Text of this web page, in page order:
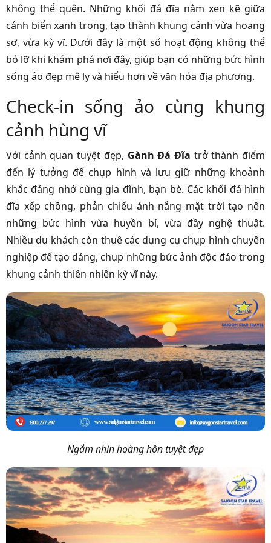
không thể quên. Những khối đá đĩa nằm xen kẽ giữa
cảnh biển xanh trong, tạo thành khung cảnh vừa hoang
sơ, vừa kỳ vĩ. Dưới đây là một số hoạt động không thể
bỏ lỡ khi khám phá nơi đây, giúp bạn có những bức hình
sống ảo đẹp mê ly và hiểu hơn về văn hóa địa phương.
Check-in sống ảo cùng khung
cảnh hùng vĩ
Với cảnh quan tuyệt đẹp, Gành Đá Đĩa trở thành điểm
đến lý tưởng để chụp hình và lưu giữ những khoảnh
khắc đáng nhớ cùng gia đình, bạn bè. Các khối đá hình
đĩa xếp chồng, phản chiếu ánh nắng mặt trời tạo nên
những bức hình vừa huyền bí, vừa đầy nghệ thuật.
Nhiều du khách còn thuê các dụng cụ chụp hình chuyên
nghiệp để tạo dáng, chụp những bức ảnh độc đáo trong
khung cảnh thiên nhiên kỳ vĩ này.
Ngắm nhìn hoàng hôn tuyệt đẹp